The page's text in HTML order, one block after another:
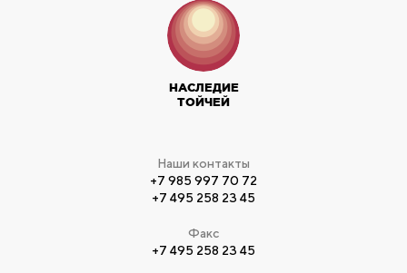
НАСЛЕДИЕ
ТОЙЧЕЙ
Наши контакты
+7 985 997 70 72
+7 495 258 23 45
Факс
+7 495 258 23 45